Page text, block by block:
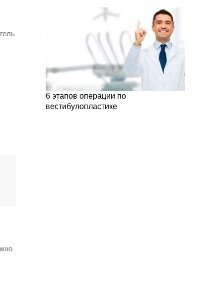
6 этапов операции по
вестибулопластике